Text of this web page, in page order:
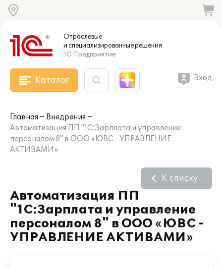
Отраслевые
и специализированныерешения
1С:Предприятие
Каталог Вход
Главная
Внедрения
Автоматизация ПП "1С:Зарплата и управление
персоналом 8" в ООО «ЮВС - УПРАВЛЕНИЕ
АКТИВАМИ»
Автоматизация ПП
"1С:Зарплата и управление
персоналом 8" в ООО «ЮВС -
УПРАВЛЕНИЕ АКТИВАМИ»
К списку